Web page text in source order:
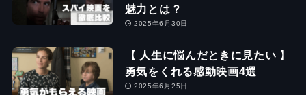
魅力とは？
2025年6月30日
【 人生に悩んだときに見たい 】
勇気をくれる感動映画4選
2025年6月25日